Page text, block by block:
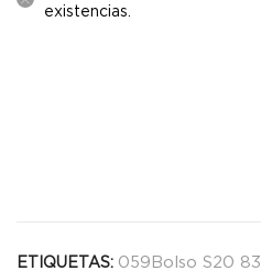
existencias.
ETIQUETAS: 059Bolso S20